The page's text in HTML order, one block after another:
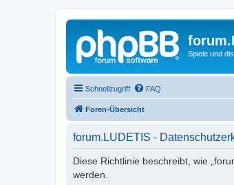
Spiele und
Schnellzugriff FAQ
Foren-Übersicht
forum.LUDETIS -
Diese Richtlinie beschreibt, wie
werden.